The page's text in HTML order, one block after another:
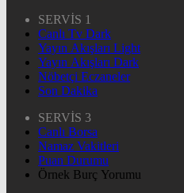
SERVİS 1
Canlı Tv Dark
Yayın Akışları Light
Yayın Akışları Dark
Nöbetçi Eczaneler
Son Dakika
SERVİS 3
Canlı Borsa
Namaz Vakitleri
Puan Durumu
Örnek Burç Yorumu